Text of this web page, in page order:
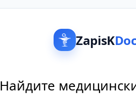
ZapisK
Найдите